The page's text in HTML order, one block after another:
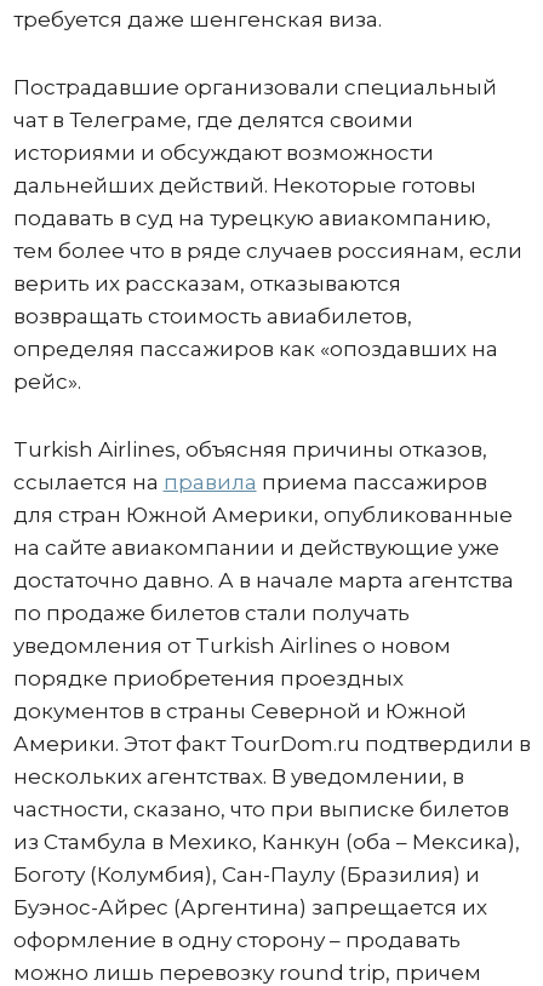
требуется даже шенгенская виза.
Пострадавшие организовали специальный
чат в Телеграме, где делятся своими
историями и обсуждают возможности
дальнейших действий. Некоторые готовы
подавать в суд на турецкую авиакомпанию,
тем более что в ряде случаев россиянам, если
верить их рассказам, отказываются
возвращать стоимость авиабилетов,
определяя пассажиров как «опоздавших на
рейс».
Turkish Airlines, объясняя причины отказов,
ссылается на правила приема пассажиров
для стран Южной Америки, опубликованные
на сайте авиакомпании и действующие уже
достаточно давно. А в начале марта агентства
по продаже билетов стали получать
уведомления от Turkish Airlines о новом
порядке приобретения проездных
документов в страны Северной и Южной
Америки. Этот факт TourDom.ru подтвердили в
нескольких агентствах. В уведомлении, в
частности, сказано, что при выписке билетов
из Стамбула в Мехико, Канкун (оба – Мексика),
Боготу (Колумбия), Сан-Паулу (Бразилия) и
Буэнос-Айрес (Аргентина) запрещается их
оформление в одну сторону – продавать
можно лишь перевозку round trip, причем